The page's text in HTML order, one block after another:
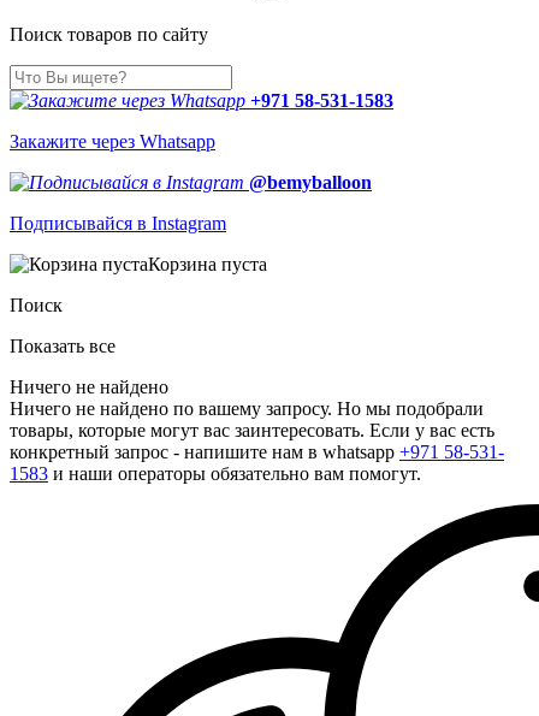
Поиск товаров по сайту
+971 58-531-1583
Закажите через Whatsapp
@bemyballoon
Подписывайся в Instagram
Корзина пуста
Поиск
Показать все
Ничего не найдено
Ничего не найдено по вашему запросу. Но мы подобрали
товары, которые могут вас заинтересовать. Если у вас есть
конкретный запрос - напишите нам в whatsapp +971 58-531-
1583 и наши операторы обязательно вам помогут.